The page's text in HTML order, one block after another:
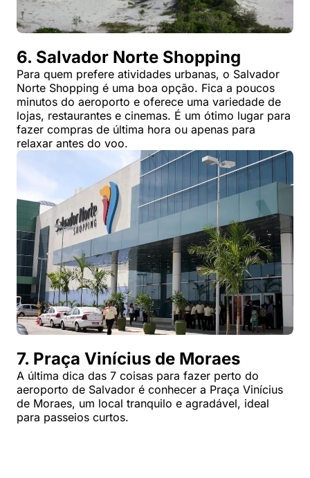
6. Salvador Norte Shopping
Para quem prefere atividades urbanas, o Salvador
Norte Shopping é uma boa opção. Fica a poucos
minutos do aeroporto e oferece uma variedade de
lojas, restaurantes e cinemas. É um ótimo lugar para
fazer compras de última hora ou apenas para
relaxar antes do voo.
7. Praça Vinícius de Moraes
A última dica das 7 coisas para fazer perto do
aeroporto de Salvador é conhecer a Praça Vinícius
de Moraes, um local tranquilo e agradável, ideal
para passeios curtos.